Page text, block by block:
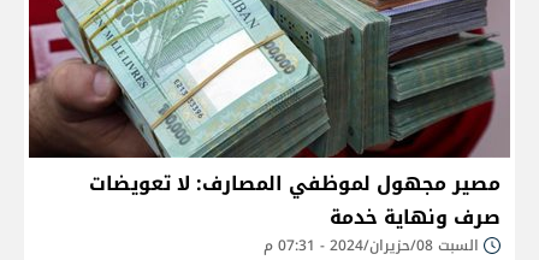
مصير مجهول لموظفي المصارف: لا تعويضات
صرف ونهاية خدمة
السبت 08/حزيران/2024 - 07:31 م